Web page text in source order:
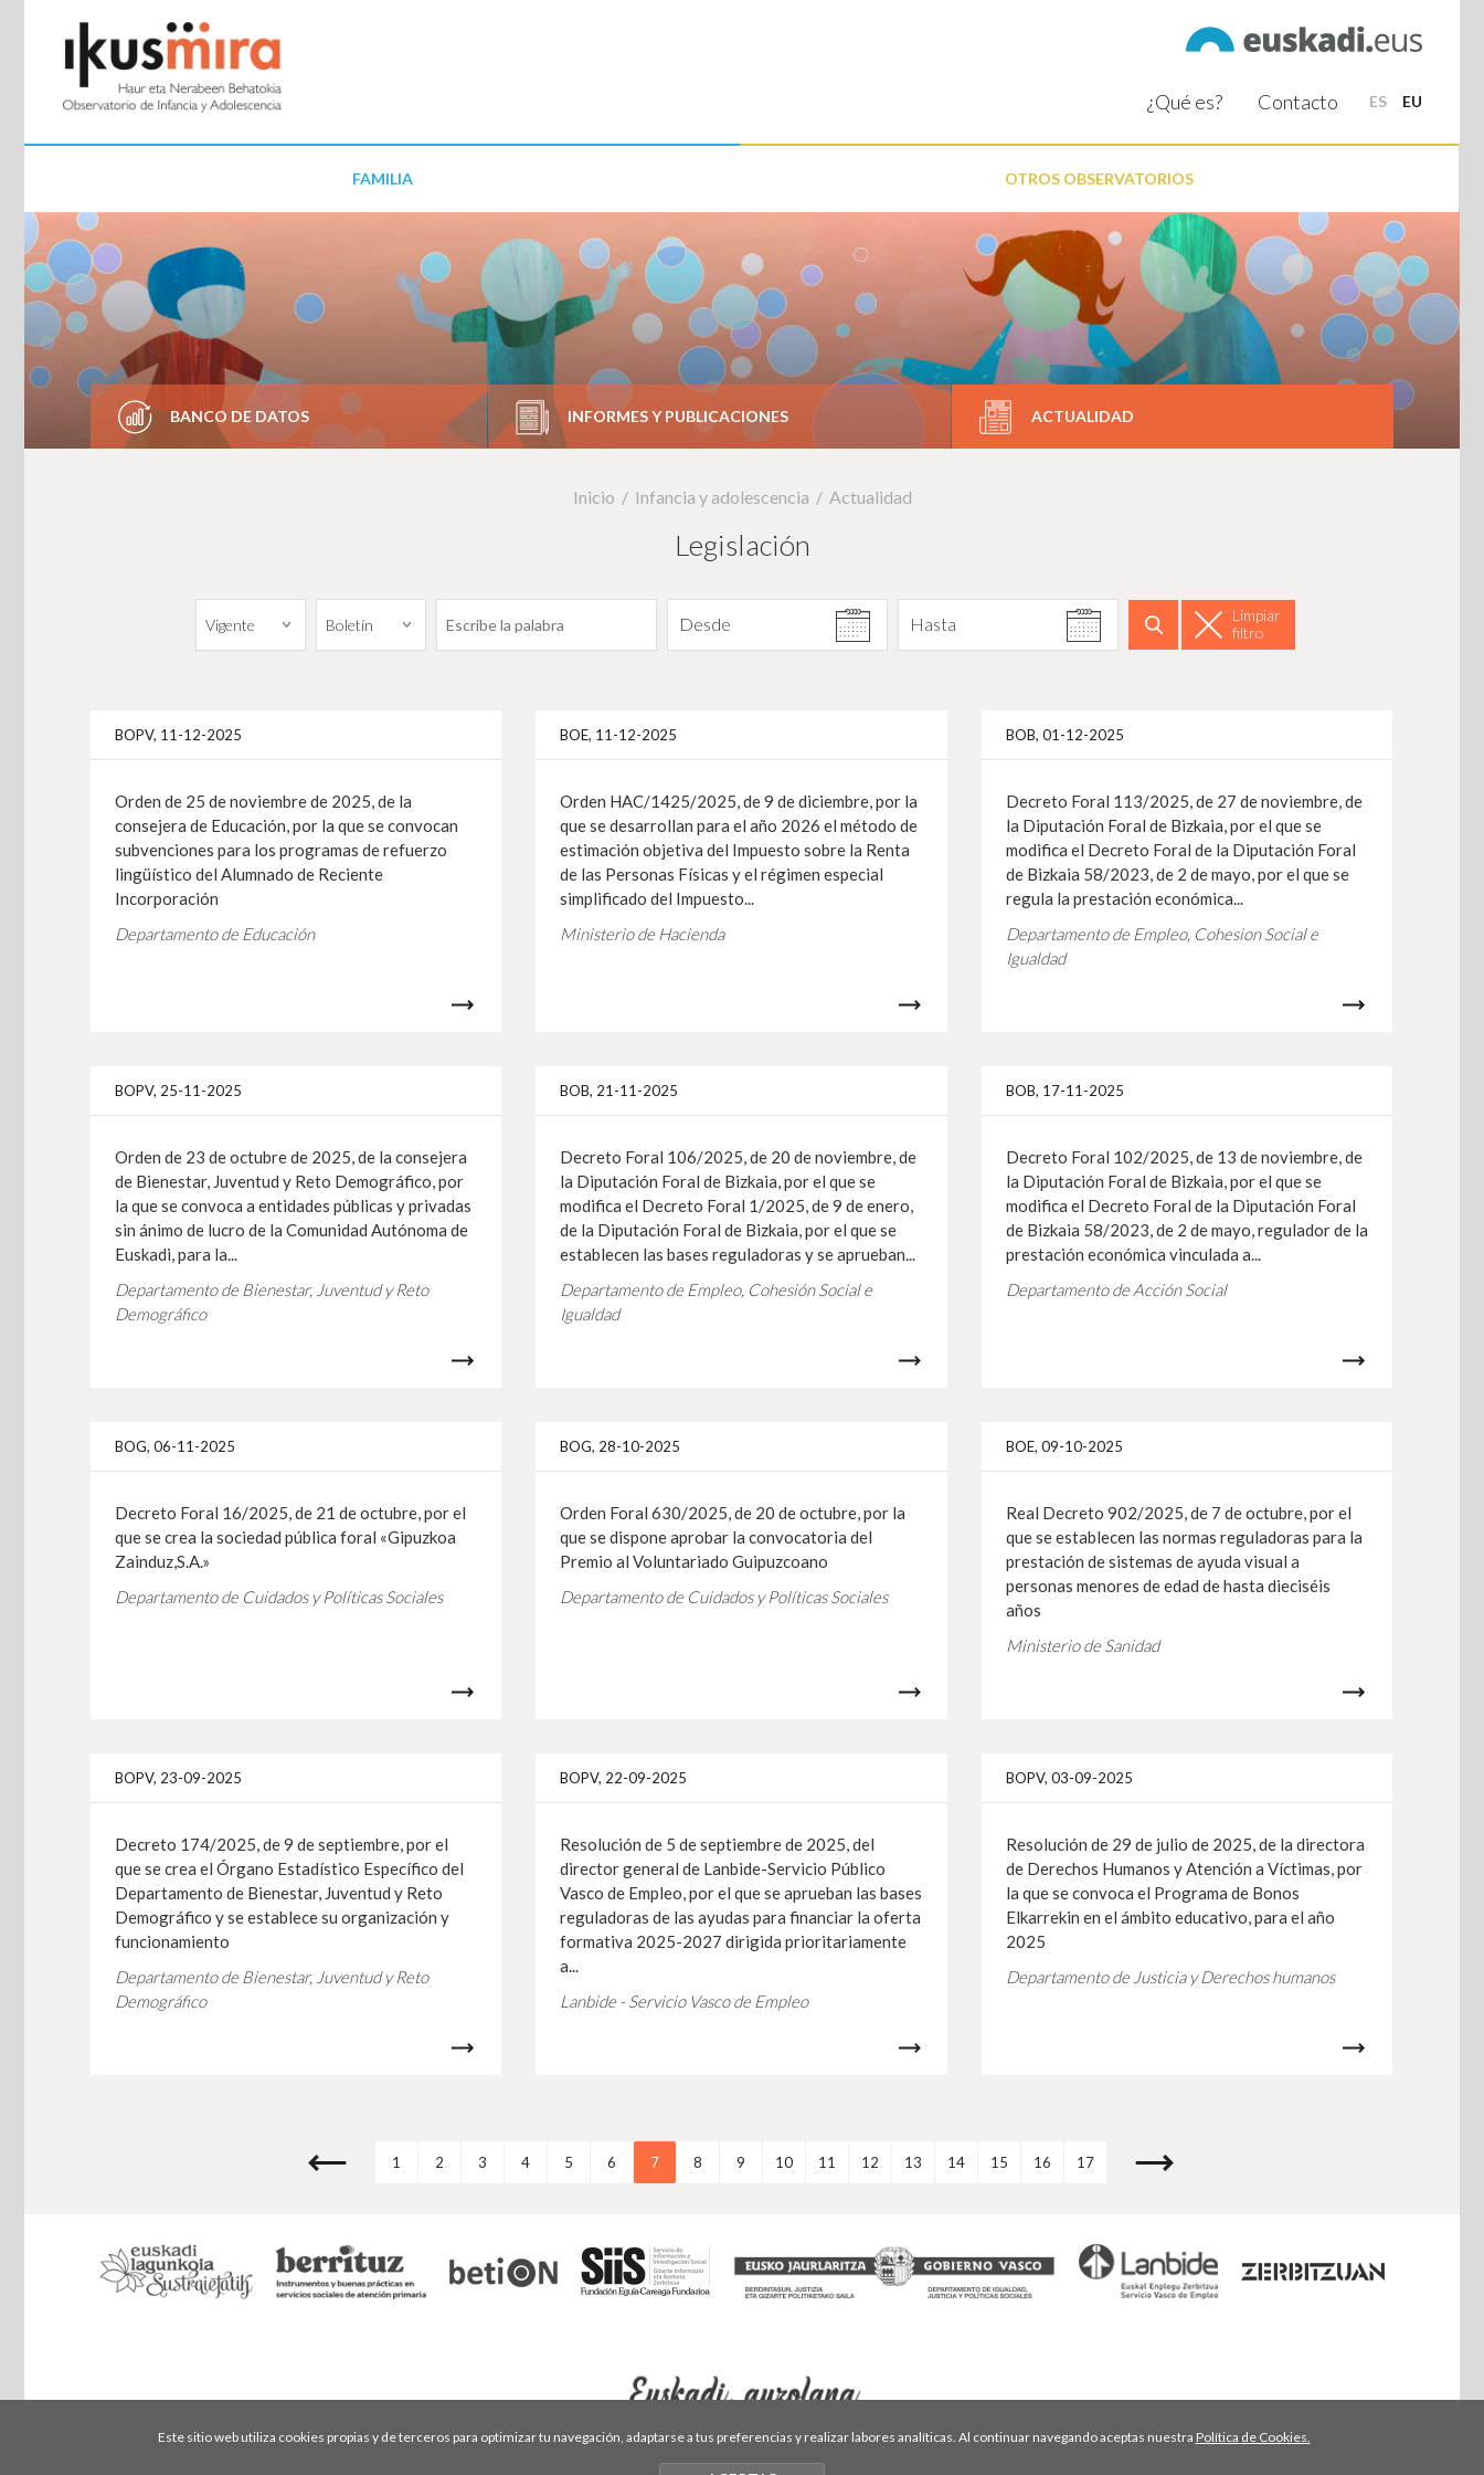
ES EU
FAMILIA OTROS OBSERVATORIOS
¿Qué es? Contacto
BANCO DE DATOS INFORMES Y PUBLICACIONES ACTUALIDAD
Inicio Infancia y adolescencia Actualidad
Legislación
Filtrar por fecha
Desde Hasta
Limpiar
filtro
BOPV, 11-12-2025
Orden de 25 de noviembre de 2025, de la
consejera de Educación, por la que se convocan
subvenciones para los programas de refuerzo
lingüístico del Alumnado de Reciente
Incorporación
Departamento de Educación
Más infoBOE, 11-12-2025
Orden HAC/1425/2025, de 9 de diciembre, por la
que se desarrollan para el año 2026 el método de
estimación objetiva del Impuesto sobre la Renta
de las Personas Físicas y el régimen especial
simplificado del Impuesto...
Ministerio de Hacienda
Más infoBOB, 01-12-2025
Decreto Foral 113/2025, de 27 de noviembre, de
la Diputación Foral de Bizkaia, por el que se
modifica el Decreto Foral de la Diputación Foral
de Bizkaia 58/2023, de 2 de mayo, por el que se
regula la prestación económica...
Departamento de Empleo, Cohesion Social e
Igualdad
BOPV, 25-11-2025
Orden de 23 de octubre de 2025, de la consejera
de Bienestar, Juventud y Reto Demográfico, por
la que se convoca a entidades públicas y privadas
sin ánimo de lucro de la Comunidad Autónoma de
Euskadi, para la...
Departamento de Bienestar, Juventud y Reto
Demográfico
Más infoBOB, 21-11-2025
Decreto Foral 106/2025, de 20 de noviembre, de
la Diputación Foral de Bizkaia, por el que se
modifica el Decreto Foral 1/2025, de 9 de enero,
de la Diputación Foral de Bizkaia, por el que se
establecen las bases reguladoras y se aprueban...
Departamento de Empleo, Cohesión Social e
Igualdad
Más infoBOB, 17-11-2025
Decreto Foral 102/2025, de 13 de noviembre, de
la Diputación Foral de Bizkaia, por el que se
modifica el Decreto Foral de la Diputación Foral
de Bizkaia 58/2023, de 2 de mayo, regulador de la
prestación económica vinculada a...
Departamento de Acción Social
BOG, 06-11-2025
Decreto Foral 16/2025, de 21 de octubre, por el
que se crea la sociedad pública foral «Gipuzkoa
Zainduz,S.A.»
Departamento de Cuidados y Políticas Sociales
Más infoBOG, 28-10-2025
Orden Foral 630/2025, de 20 de octubre, por la
que se dispone aprobar la convocatoria del
Premio al Voluntariado Guipuzcoano
Departamento de Cuidados y Políticas Sociales
Más infoBOE, 09-10-2025
Real Decreto 902/2025, de 7 de octubre, por el
que se establecen las normas reguladoras para la
prestación de sistemas de ayuda visual a
personas menores de edad de hasta dieciséis
años
Ministerio de Sanidad
BOPV, 23-09-2025
Decreto 174/2025, de 9 de septiembre, por el
que se crea el Órgano Estadístico Específico del
Departamento de Bienestar, Juventud y Reto
Demográfico y se establece su organización y
funcionamiento
Departamento de Bienestar, Juventud y Reto
Demográfico
Más infoBOPV, 22-09-2025
Resolución de 5 de septiembre de 2025, del
director general de Lanbide-Servicio Público
Vasco de Empleo, por el que se aprueban las bases
reguladoras de las ayudas para financiar la oferta
formativa 2025-2027 dirigida prioritariamente
a...
Lanbide - Servicio Vasco de Empleo
Más infoBOPV, 03-09-2025
Resolución de 29 de julio de 2025, de la directora
de Derechos Humanos y Atención a Víctimas, por
la que se convoca el Programa de Bonos
Elkarrekin en el ámbito educativo, para el año
2025
Departamento de Justicia y Derechos humanos
1 2 3 4 5 6 7 8 9 10 11 12 13 14 15 16 17
Este sitio web utiliza cookies propias y de terceros para optimizar tu navegación, adaptarse a tus preferencias y realizar labores analíticas. Al continuar navegando aceptas nuestra Política de Cookies.